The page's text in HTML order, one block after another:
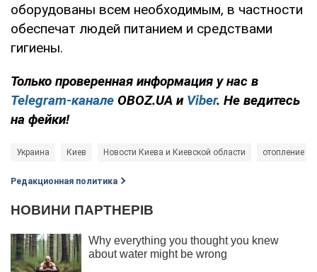
оборудованы всем необходимым, в частности
обеспечат людей питанием и средствами
гигиены.
Только проверенная информация у нас в
Telegram-канале OBOZ.UA и Viber. Не ведитесь
на фейки!
Украина Киев Новости Киева и Киевской области отопление
Редакционная политика